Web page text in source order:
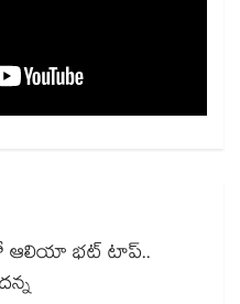
ఆలియా భట్ టాప్..